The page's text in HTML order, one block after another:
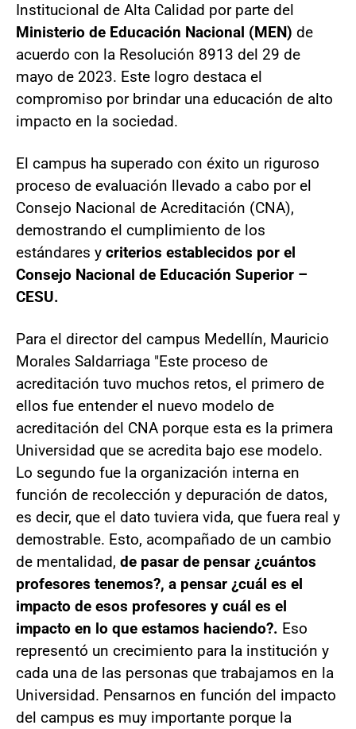
Institucional de Alta Calidad por parte del
Ministerio de Educación Nacional (MEN) de
acuerdo con la Resolución 8913 del 29 de
mayo de 2023. Este logro destaca el
compromiso por brindar una educación de alto
impacto en la sociedad.
El campus ha superado con éxito un riguroso
proceso de evaluación llevado a cabo por el
Consejo Nacional de Acreditación (CNA),
demostrando el cumplimiento de los
estándares y criterios establecidos por el
Consejo Nacional de Educación Superior –
CESU.
Para el director del campus Medellín, Mauricio
Morales Saldarriaga "Este proceso de
acreditación tuvo muchos retos, el primero de
ellos fue entender el nuevo modelo de
acreditación del CNA porque esta es la primera
Universidad que se acredita bajo ese modelo.
Lo segundo fue la organización interna en
función de recolección y depuración de datos,
es decir, que el dato tuviera vida, que fuera real y
demostrable. Esto, acompañado de un cambio
de mentalidad, de pasar de pensar ¿cuántos
profesores tenemos?, a pensar ¿cuál es el
impacto de esos profesores y cuál es el
impacto en lo que estamos haciendo?. Eso
representó un crecimiento para la institución y
cada una de las personas que trabajamos en la
Universidad. Pensarnos en función del impacto
del campus es muy importante porque la